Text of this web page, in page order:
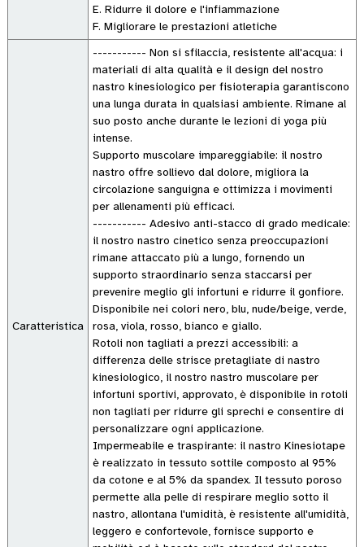
E. Ridurre il dolore e l'infiammazione
F. Migliorare le prestazioni atletiche
Caratteristica
----------- Non si sfilaccia, resistente all'acqua: i
materiali di alta qualità e il design del nostro
nastro kinesiologico per fisioterapia garantiscono
una lunga durata in qualsiasi ambiente. Rimane al
suo posto anche durante le lezioni di yoga più
intense.
Supporto muscolare impareggiabile: il nostro
nastro offre sollievo dal dolore, migliora la
circolazione sanguigna e ottimizza i movimenti
per allenamenti più efficaci.
----------- Adesivo anti-stacco di grado medicale:
il nostro nastro cinetico senza preoccupazioni
rimane attaccato più a lungo, fornendo un
supporto straordinario senza staccarsi per
prevenire meglio gli infortuni e ridurre il gonfiore.
Disponibile nei colori nero, blu, nude/beige, verde,
rosa, viola, rosso, bianco e giallo.
Rotoli non tagliati a prezzi accessibili: a
differenza delle strisce pretagliate di nastro
kinesiologico, il nostro nastro muscolare per
infortuni sportivi, approvato, è disponibile in rotoli
non tagliati per ridurre gli sprechi e consentire di
personalizzare ogni applicazione.
Impermeabile e traspirante: il nastro Kinesiotape
è realizzato in tessuto sottile composto al 95%
da cotone e al 5% da spandex. Il tessuto poroso
permette alla pelle di respirare meglio sotto il
nastro, allontana l'umidità, è resistente all'umidità,
leggero e confortevole, fornisce supporto e